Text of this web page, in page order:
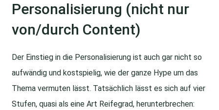
Personalisierung (nicht nur
von/durch Content)
Der Einstieg in die Personalisierung ist auch gar nicht so
aufwändig und kostspielig, wie der ganze Hype um das
Thema vermuten lässt. Tatsächlich lässt es sich auf vier
Stufen, quasi als eine Art Reifegrad, herunterbrechen: